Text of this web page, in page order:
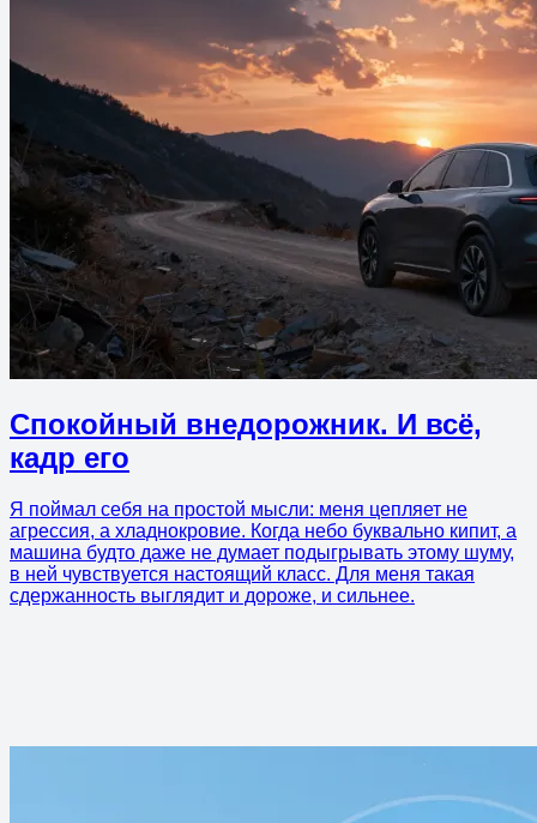
Спокойный внедорожник. И всё,
кадр его
Я поймал себя на простой мысли: меня цепляет не
агрессия, а хладнокровие. Когда небо буквально кипит, а
машина будто даже не думает подыгрывать этому шуму,
в ней чувствуется настоящий класс. Для меня такая
сдержанность выглядит и дороже, и сильнее.